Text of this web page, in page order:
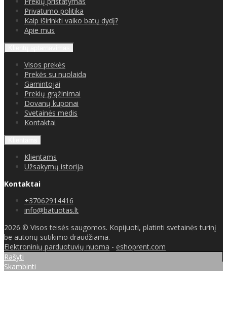
Privatumo politika
Kaip iširinkti vaiko batų dydį?
Apie mus
Visos prekės
Prekės su nuolaida
Gamintojai
Prekių grąžinimai
Dovanų kuponai
Svetainės medis
Kontaktai
Klientams
Užsakymų istorija
Kontaktai
+37062914416
info@batuotas.lt
2026 © Visos teisės saugomos. Kopijuoti, platinti svetainės turinį
be autorių sutikimo draudžiama.
Elektroninių parduotuvių nuoma - eshoprent.com
Rašyti
Skambinti